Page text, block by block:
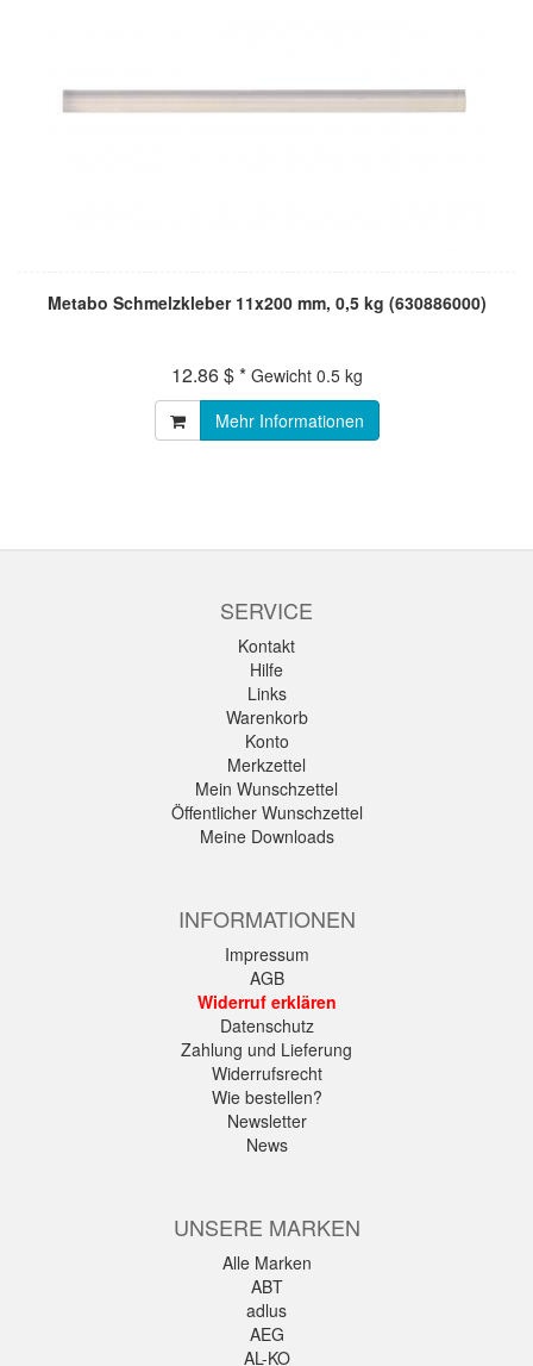
Metabo Schmelzkleber 11x200 mm, 0,5 kg (630886000)
12.86 $ * Gewicht 0.5 kg
Mehr Informationen
SERVICE
Kontakt
Hilfe
Links
Warenkorb
Konto
Merkzettel
Mein Wunschzettel
Öffentlicher Wunschzettel
Meine Downloads
INFORMATIONEN
Impressum
AGB
Widerruf erklären
Datenschutz
Zahlung und Lieferung
Widerrufsrecht
Wie bestellen?
Newsletter
News
UNSERE MARKEN
Alle Marken
ABT
adlus
AEG
AL-KO